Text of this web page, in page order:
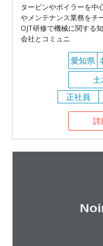
タービンやボイラーを中
やメンテナンス業務をチ
OJT研修で機械に関する
会社とコミュニ
愛知県
土
正社員
詳